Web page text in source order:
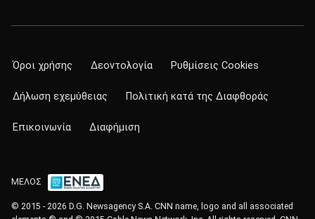
Όροι χρήσης Δεοντολογία Ρυθμίσεις Cookies
Δήλωση εχεμύθειας Πολιτική κατά της Διαφθοράς
Επικοινωνία Διαφήμιση
ΜΕΛΟΣ
© 2015 - 2026 D.G. Newsagency S.A. CNN name, logo and all associated